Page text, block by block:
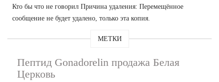
Кто бы что не говорил Причина удаления: Перемещённое
сообщение не будет удалено, только эта копия.
МЕТКИ
Пептид Gonadorelin продажа Белая
Церковь